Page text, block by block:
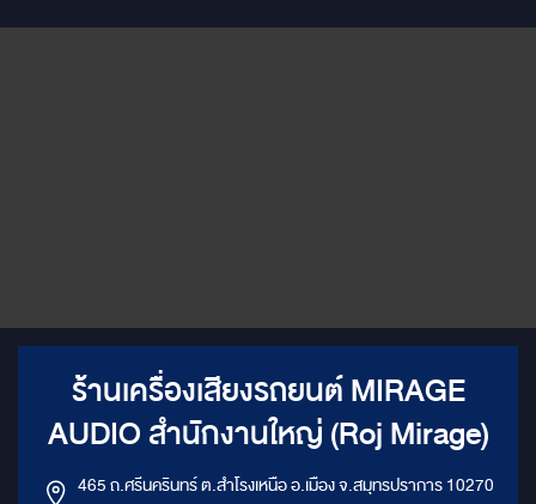
ร้านเครื่องเสียงรถยนต์ MIRAGE
AUDIO สำนักงานใหญ่ (Roj Mirage)
465 ถ.ศรีนครินทร์ ต.สำโรงเหนือ อ.เมือง จ.สมุทรปราการ 10270